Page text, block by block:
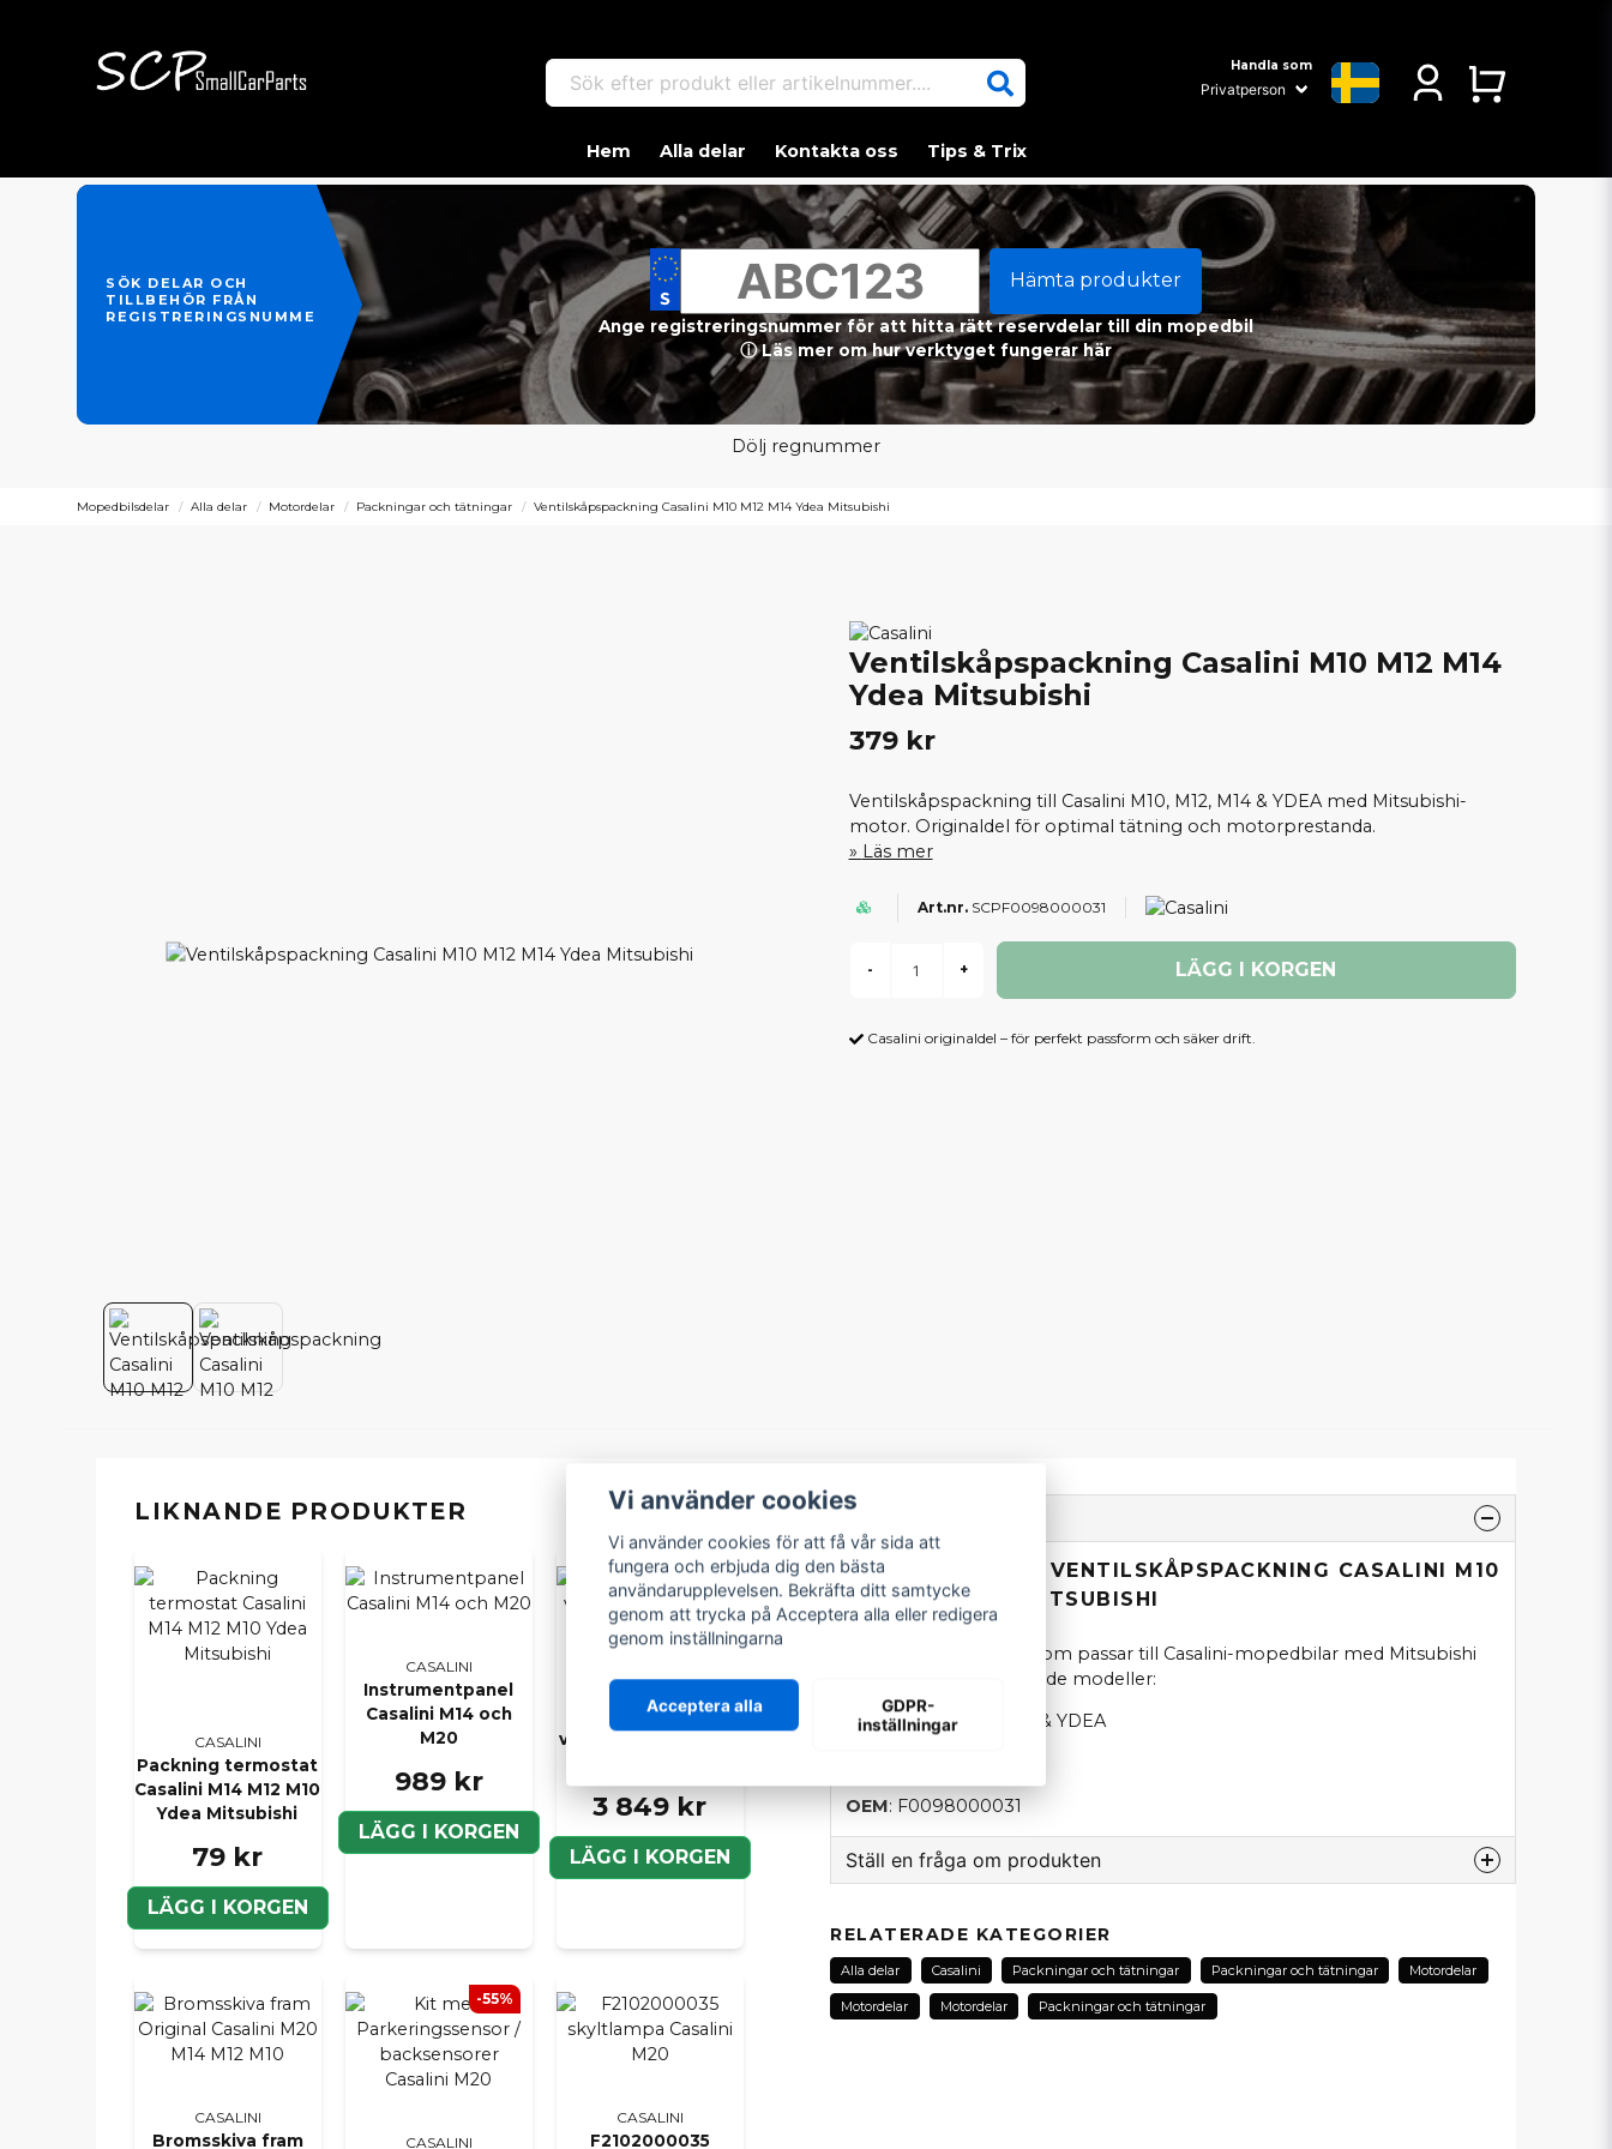
Sök efter produkt eller artikelnummer.... Handla som
Hem Alla delar Kontakta oss Tips & Trix
SÖK DELAR OCH
TILLBEHÖR FRÅN
REGISTRERINGSNUMMER
Hämta produkter
Ange registreringsnummer för att hitta rätt reservdelar till din mopedbil
ⓘ Läs mer om hur verktyget fungerar här
Dölj regnummer
Mopedbilsdelar Alla delar Motordelar Packningar och tätningar Ventilskåpspackning Casalini M10 M12 M14 Ydea Mitsubishi
Ventilskåpspackning Casalini M10 M12 M14
Ydea Mitsubishi
379 kr
Ventilskåpspackning till Casalini M10, M12, M14 & YDEA med Mitsubishi-
motor. Originaldel för optimal tätning och motorprestanda.
Läs mer
SCPF0098000031
- + LÄGG I KORGEN
Casalini originaldel – för perfekt passform och säker drift.
LIKNANDE PRODUKTER
CASALINI
Packning termostat
Casalini M14 M12 M10
Ydea Mitsubishi
79 kr
LÄGG I KORGEN
CASALINI
Instrumentpanel
Casalini M14 och
M20
989 kr
LÄGG I KORGEN
Komplett låskista
vänster Casalini M14
3 849 kr
LÄGG I KORGEN
CASALINI
Bromsskiva fram
CASALINI
-55%
CASALINI
F2102000035
BESKRIVNING AV VENTILSKÅPSPACKNING CASALINI M10
M12 M14 YDEA MITSUBISHI
Ventilskåpspackning som passar till Casalini-mopedbilar med Mitsubishi
motor. Passar till följande modeller:
Casalini M10, M12, M14 & YDEA
OEM: F0098000031
Ställ en fråga om produkten
Fråga oss om denna produkt...
RELATERADE KATEGORIER
Alla delar Casalini Packningar och tätningar Packningar och tätningar Motordelar
Motordelar Motordelar Packningar och tätningar
Vi använder cookies
Vi använder cookies för att få vår sida att
fungera och erbjuda dig den bästa
användarupplevelsen. Bekräfta ditt samtycke
genom att trycka på Acceptera alla eller redigera
genom inställningarna
Acceptera alla
GDPR-
inställningar